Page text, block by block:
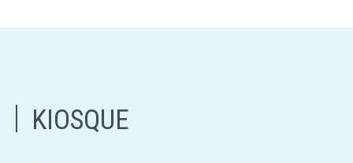
KIOSQUE